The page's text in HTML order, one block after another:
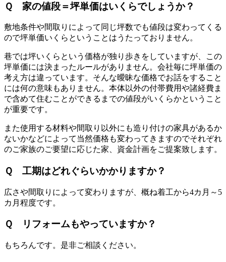
Ｑ 家の値段＝坪単価はいくらでしょうか？
敷地条件や間取りによって同じ坪数でも値段は変わってくる
ので坪単価いくらということはうたっておりません。
巷では坪いくらという価格が独り歩きをしていますが、この
坪単価には決まったルールがありません。会社毎に坪単価の
考え方は違っています。そんな曖昧な価格でお話をすること
には何の意味もありません。本体以外の付帯費用や諸経費ま
で含めて住むことができるまでの値段がいくらかということ
が重要です。
また使用する材料や間取り以外にも造り付けの家具があるか
ないかなどによって当然価格も変わってきますのでそれぞれ
のご家族のご要望に応じた家、資金計画をご提案致します。
Ｑ 工期はどれぐらいかかりますか？
広さや間取りによって変わりますが、概ね着工から4カ月～5
カ月程度です。
Ｑ リフォームもやっていますか？
もちろんです。是非ご相談ください。